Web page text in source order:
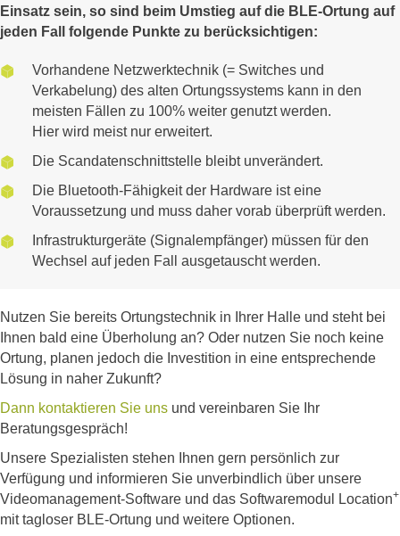
Einsatz sein, so sind beim Umstieg auf die BLE-Ortung auf
jeden Fall folgende Punkte zu berücksichtigen:
Vorhandene Netzwerktechnik (= Switches und
Verkabelung) des alten Ortungssystems kann in den
meisten Fällen zu 100% weiter genutzt werden.
Hier wird meist nur erweitert.
Die Scandatenschnittstelle bleibt unverändert.
Die Bluetooth-Fähigkeit der Hardware ist eine
Voraussetzung und muss daher vorab überprüft werden.
Infrastrukturgeräte (Signalempfänger) müssen für den
Wechsel auf jeden Fall ausgetauscht werden.
Nutzen Sie bereits Ortungstechnik in Ihrer Halle und steht bei
Ihnen bald eine Überholung an? Oder nutzen Sie noch keine
Ortung, planen jedoch die Investition in eine entsprechende
Lösung in naher Zukunft?
Dann kontaktieren Sie uns und vereinbaren Sie Ihr
Beratungsgespräch!
Unsere Spezialisten stehen Ihnen gern persönlich zur
Verfügung und informieren Sie unverbindlich über unsere
Videomanagement-Software und das Softwaremodul Location+
mit tagloser BLE-Ortung und weitere Optionen.